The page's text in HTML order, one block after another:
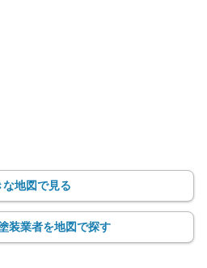
な地図で見る
装業者を地図で探す